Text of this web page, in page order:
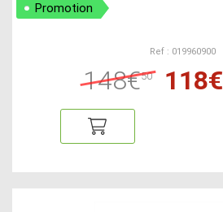
Promotion
Ref : 019960900
148€50 118€